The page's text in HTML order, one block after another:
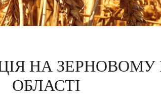
НА ЗЕРНОВОМУ
ОБЛАСТІ